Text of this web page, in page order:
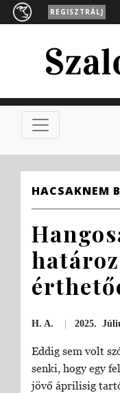
REGISZTRÁLJ
HACSAKNEM
H. A. 2025.
Eddig sem volt
senki, hogy egy
jövő áprilisig